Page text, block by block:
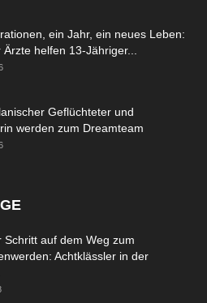
ein Jahr, ein neues Leben:
helfen 13-Jähriger...
Geflüchteter und
werden zum Dreamteam
Schritt auf dem Weg zum
Achtklässler in der